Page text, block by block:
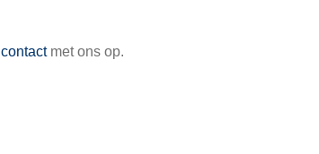
contactmet ons op.